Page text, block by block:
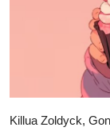
Killua Zoldyck,